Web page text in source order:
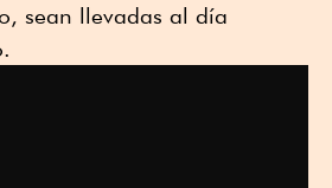
sean llevadas al día